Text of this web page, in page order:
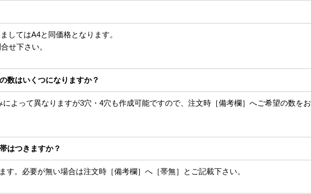
してはA4と同価格となります。
せ下さい。
数はいくつになりますか？
よって異なりますが3穴・4穴も作成可能ですので、注文時［備考欄］へご希望の数をお
はつきますか？
す。必要が無い場合は注文時［備考欄］へ［帯無］とご記載下さい。